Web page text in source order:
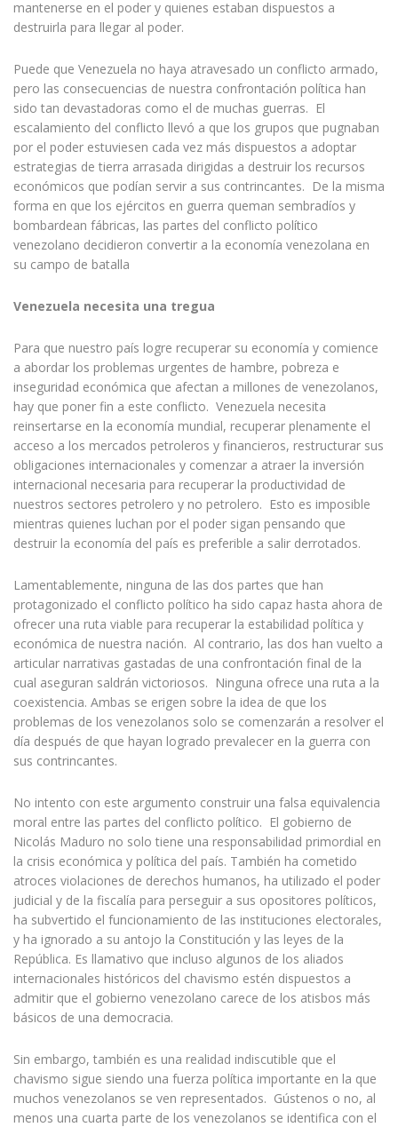
mantenerse en el poder y quienes estaban dispuestos a
destruirla para llegar al poder.
Puede que Venezuela no haya atravesado un conflicto armado,
pero las consecuencias de nuestra confrontación política han
sido tan devastadoras como el de muchas guerras. El
escalamiento del conflicto llevó a que los grupos que pugnaban
por el poder estuviesen cada vez más dispuestos a adoptar
estrategias de tierra arrasada dirigidas a destruir los recursos
económicos que podían servir a sus contrincantes. De la misma
forma en que los ejércitos en guerra queman sembradíos y
bombardean fábricas, las partes del conflicto político
venezolano decidieron convertir a la economía venezolana en
su campo de batalla
Venezuela necesita una tregua
Para que nuestro país logre recuperar su economía y comience
a abordar los problemas urgentes de hambre, pobreza e
inseguridad económica que afectan a millones de venezolanos,
hay que poner fin a este conflicto. Venezuela necesita
reinsertarse en la economía mundial, recuperar plenamente el
acceso a los mercados petroleros y financieros, restructurar sus
obligaciones internacionales y comenzar a atraer la inversión
internacional necesaria para recuperar la productividad de
nuestros sectores petrolero y no petrolero. Esto es imposible
mientras quienes luchan por el poder sigan pensando que
destruir la economía del país es preferible a salir derrotados.
Lamentablemente, ninguna de las dos partes que han
protagonizado el conflicto político ha sido capaz hasta ahora de
ofrecer una ruta viable para recuperar la estabilidad política y
económica de nuestra nación. Al contrario, las dos han vuelto a
articular narrativas gastadas de una confrontación final de la
cual aseguran saldrán victoriosos. Ninguna ofrece una ruta a la
coexistencia. Ambas se erigen sobre la idea de que los
problemas de los venezolanos solo se comenzarán a resolver el
día después de que hayan logrado prevalecer en la guerra con
sus contrincantes.
No intento con este argumento construir una falsa equivalencia
moral entre las partes del conflicto político. El gobierno de
Nicolás Maduro no solo tiene una responsabilidad primordial en
la crisis económica y política del país. También ha cometido
atroces violaciones de derechos humanos, ha utilizado el poder
judicial y de la fiscalía para perseguir a sus opositores políticos,
ha subvertido el funcionamiento de las instituciones electorales,
y ha ignorado a su antojo la Constitución y las leyes de la
República. Es llamativo que incluso algunos de los aliados
internacionales históricos del chavismo estén dispuestos a
admitir que el gobierno venezolano carece de los atisbos más
básicos de una democracia.
Sin embargo, también es una realidad indiscutible que el
chavismo sigue siendo una fuerza política importante en la que
muchos venezolanos se ven representados. Gústenos o no, al
menos una cuarta parte de los venezolanos se identifica con el